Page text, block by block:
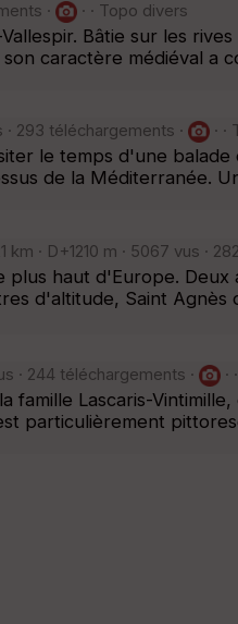
· · · Topo divers
Bâtie sur les
caractère médiéval
· 293 téléchargements · ·
le temps d'une
de la Méditerranée.
km · D+1210 m · 5067 vus ·
plus haut d'Europe.
d'altitude, Saint
· 244 téléchargements · ·
Lascaris-
particulièrement